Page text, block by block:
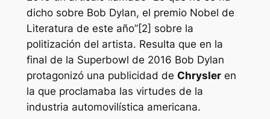
dicho sobre Bob Dylan, el premio Nobel de
Literatura de este año”[2] sobre la
politización del artista. Resulta que en la
final de la Superbowl de 2016 Bob Dylan
protagonizó una publicidad de Chrysleren
la que proclamaba las virtudes de la
industria automovilística americana.